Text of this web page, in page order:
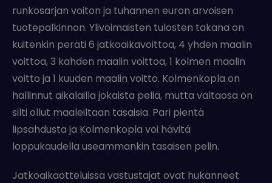
runkosarjan voiton ja tuhannen euron arvoisen
tuotepalkinnon. Ylivoimaisten tulosten takana on
kuitenkin peräti 6 jatkoaikavoittoa, 4 yhden maalin
voittoa, 3 kahden maalin voittoa, 1 kolmen maalin
voitto ja 1 kuuden maalin voitto. Kolmenkopla on
hallinnut aikalailla jokaista peliä, mutta valtaosa on
silti ollut maaleiltaan tasaisia. Pari pientä
lipsahdusta ja Kolmenkopla voi hävitä
loppukaudella useammankin tasaisen pelin.
Jatkoaikaotteluissa vastustajat ovat hukanneet